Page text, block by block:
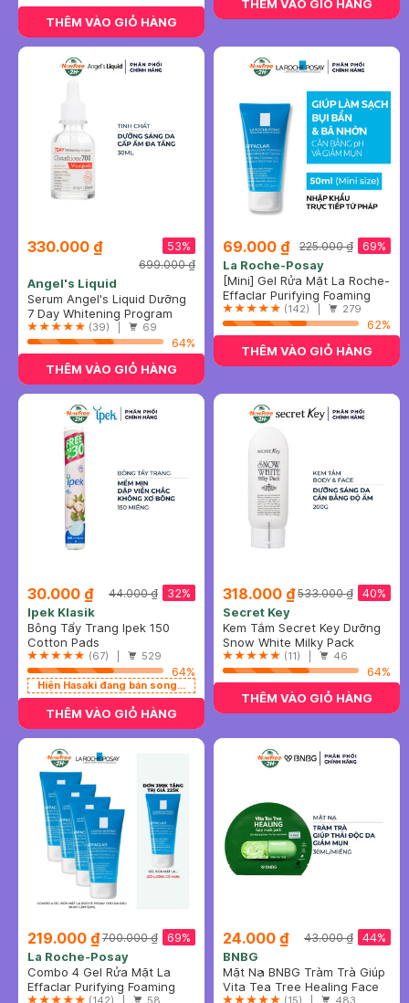
THÊM VÀO GIỎ HÀNG
THÊM VÀO GIỎ HÀNG
330.000 ₫ 53%
699.000 ₫
Angel's Liquid
Serum Angel's Liquid Dưỡng
Sáng Da, Mờ Thâm 30ml
7 Day Whitening Program
Glutathione 700 V Ampoule
(39) | 69
64%
THÊM VÀO GIỎ HÀNG
69.000 ₫ 69%
225.000 ₫
La Roche-Posay
[Mini] Gel Rửa Mặt La Roche-
Posay Dành Cho Da Dầu,
Nhạy Cảm 50ml
Effaclar Purifying Foaming
Gel For Oily Sensitive Skin
(142) | 279
62%
THÊM VÀO GIỎ HÀNG
30.000 ₫ 32%
44.000 ₫
Ipek Klasik
Bông Tẩy Trang Ipek 150
Miếng
Cotton Pads
(67) | 529
64%
Hiện Hasaki đang bán song song 2 mẫu cũ - mới
THÊM VÀO GIỎ HÀNG
318.000 ₫ 40%
533.000 ₫
Secret Key
Kem Tắm Secret Key Dưỡng
Sáng Da Mặt Và Cơ Thể
200g
Snow White Milky Pack
(11) | 46
64%
THÊM VÀO GIỎ HÀNG
219.000 ₫ 69%
700.000 ₫
La Roche-Posay
Combo 4 Gel Rửa Mặt La
Roche-Posay Cho Da Dầu
Effaclar Purifying Foaming
(142) | 58
24.000 ₫ 44%
43.000 ₫
BNBG
Mặt Nạ BNBG Tràm Trà Giúp
Thải Độc Da, Giảm Mụn 30ml
Vita Tea Tree Healing Face
(15) | 483